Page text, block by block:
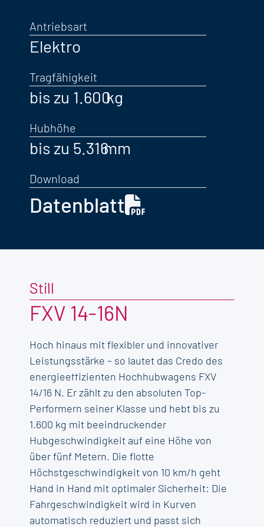
Antriebsart
Elektro
Tragfähigkeit
bis zu 1.600
Hubhöhe
bis zu 5.316
Download
Datenblatt
Still
FXV 14-16N
Hoch hinaus mit flexibler und innovativer
Leistungsstärke – so lautet das Credo des
energieeffizienten Hochhubwagens FXV
14/16 N. Er zählt zu den absoluten Top-
Performern seiner Klasse und hebt bis zu
1.600 kg mit beeindruckender
Hubgeschwindigkeit auf eine Höhe von
über fünf Metern. Die flotte
Höchstgeschwindigkeit von 10 km/h geht
Hand in Hand mit optimaler Sicherheit: Die
Fahrgeschwindigkeit wird in Kurven
automatisch reduziert und passt sich